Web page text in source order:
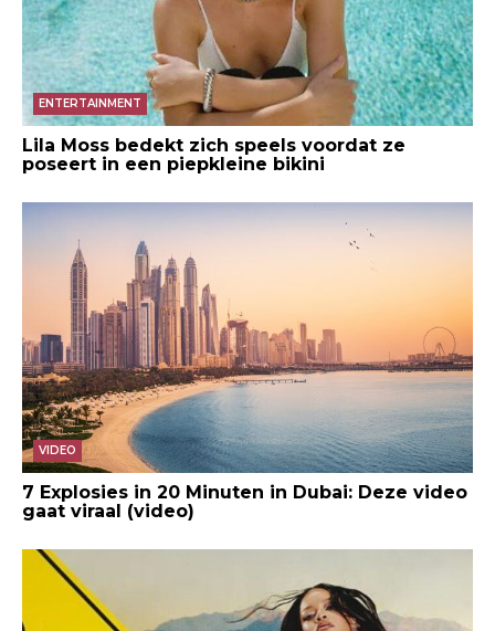
ENTERTAINMENT
Lila Moss bedekt zich speels voordat ze
poseert in een piepkleine bikini
VIDEO
7 Explosies in 20 Minuten in Dubai: Deze video
gaat viraal (video)